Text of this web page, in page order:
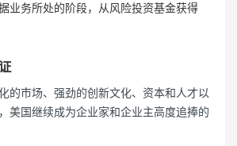
业务所处的阶段，从风险投资基金获得
的市场、强劲的创新文化、资本和人才以
美国继续成为企业家和企业主高度追捧的